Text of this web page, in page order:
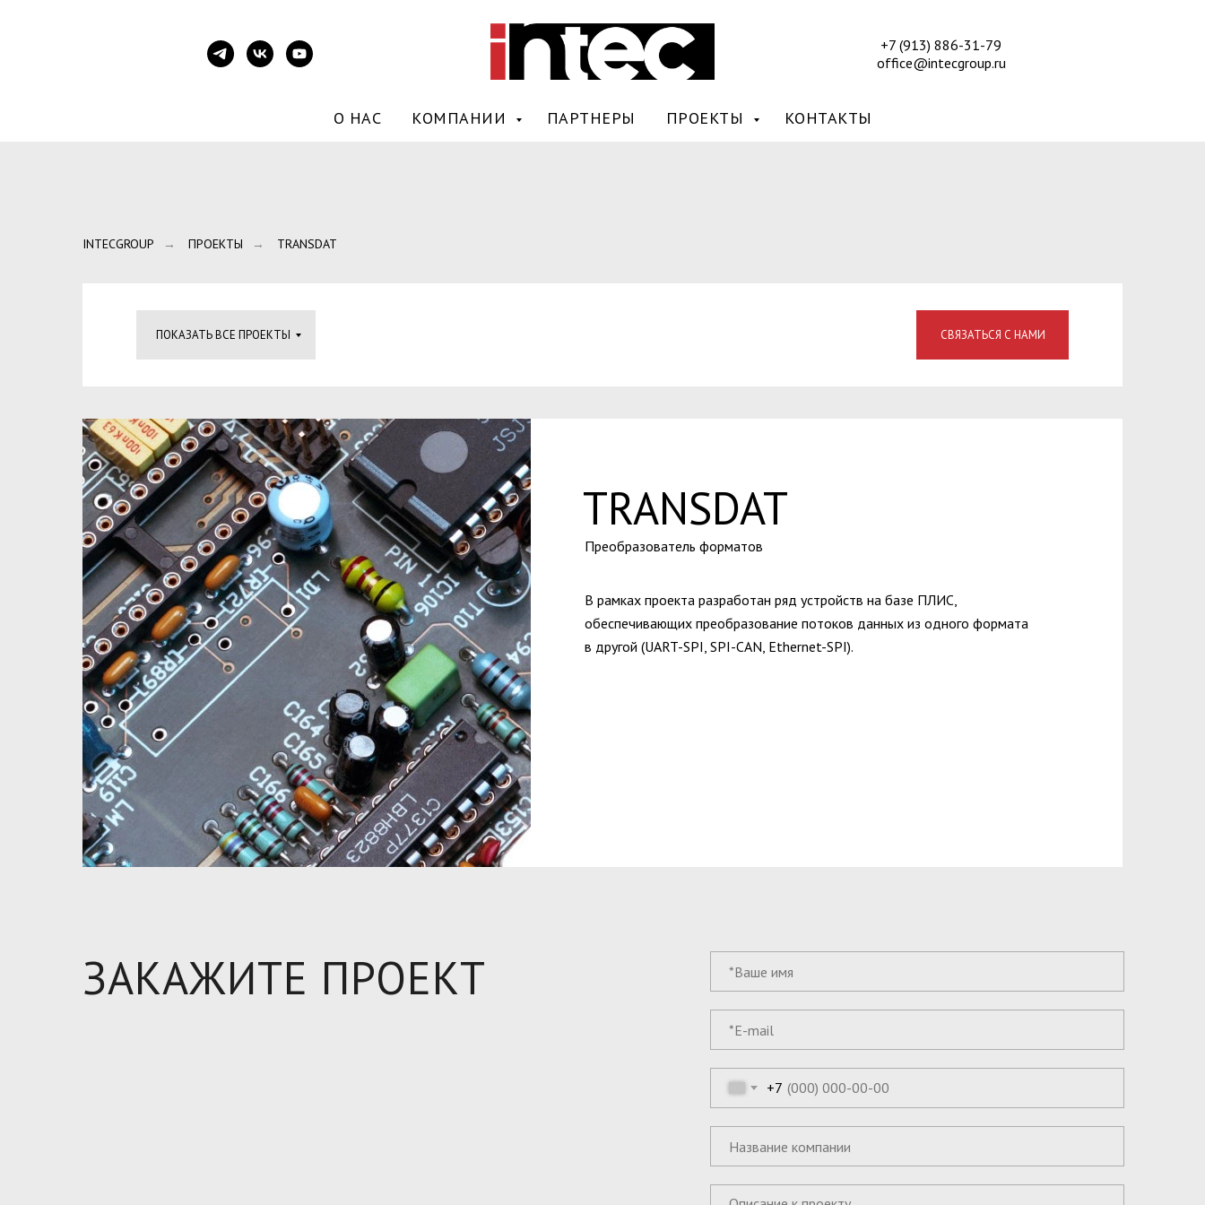
+7 (913) 886-31-79
office@intecgroup.ru
О НАС КОМПАНИИ ПАРТНЕРЫ ПРОЕКТЫ КОНТАКТЫ
INTECGROUP → ПРОЕКТЫ → TRANSDAT
ПОКАЗАТЬ ВСЕ ПРОЕКТЫ СВЯЗАТЬСЯ С НАМИ
TRANSDAT
В рамках проекта разработан ряд устройств на базе ПЛИС,
обеспечивающих преобразование потоков данных из одного формата
в другой (UART-SPI, SPI-CAN, Ethernet-SPI).
Преобразователь форматов
ЗАКАЖИТЕ ПРОЕКТ
+7